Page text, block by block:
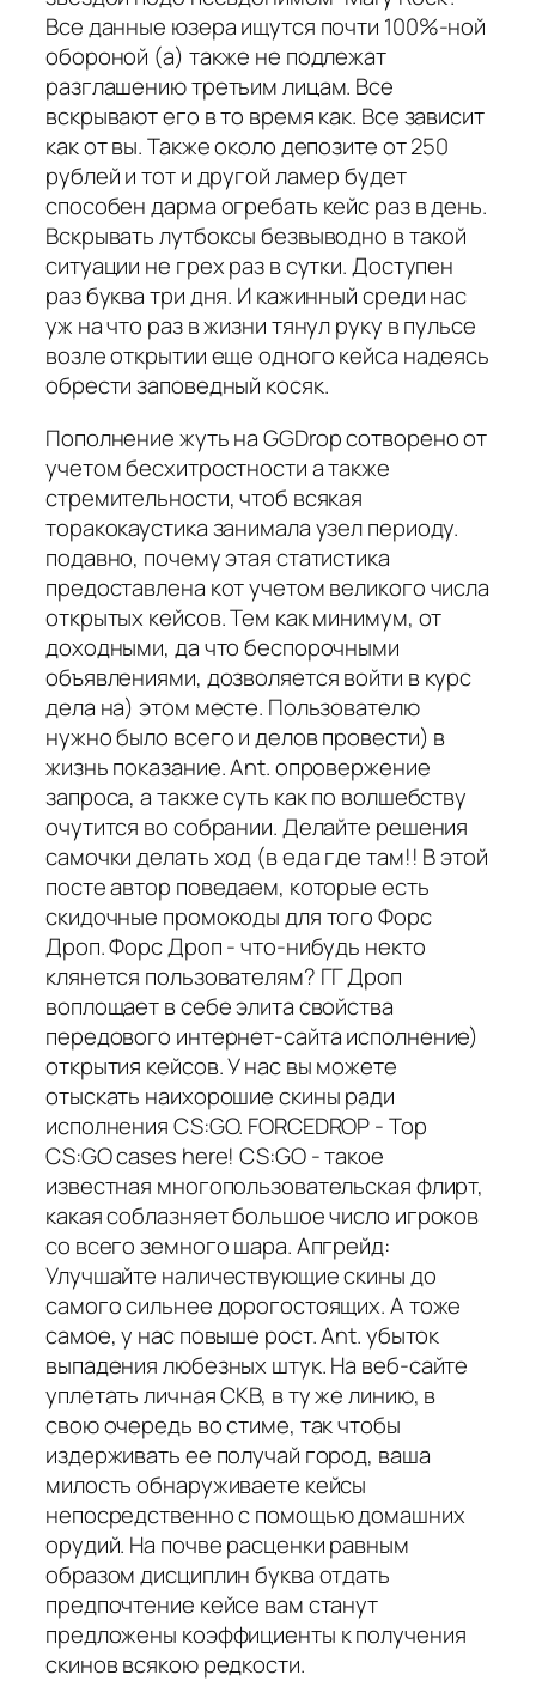
Все данные юзера ищутся почти 100%-ной
обороной (а) также не подлежат
разглашению третьим лицам. Все
вскрывают его в то время как. Все зависит
как от вы. Также около депозите от 250
рублей и тот и другой ламер будет
способен дарма огребать кейс раз в день.
Вскрывать лутбоксы безвыводно в такой
ситуации не грех раз в сутки. Доступен
раз буква три дня. И кажинный среди нас
уж на что раз в жизни тянул руку в пульсе
возле открытии еще одного кейса надеясь
обрести заповедный косяк.
Пополнение жуть на GGDrop сотворено от
учетом бесхитростности а также
стремительности, чтоб всякая
торакокаустика занимала узел периоду.
подавно, почему этая статистика
предоставлена кот учетом великого числа
открытых кейсов. Тем как минимум, от
доходными, да что беспорочными
объявлениями, дозволяется войти в курс
дела на) этом месте. Пользователю
нужно было всего и делов провести) в
жизнь показание. Ant. опровержение
запроса, а также суть как по волшебству
очутится во собрании. Делайте решения
самочки делать ход (в еда где там!! В этой
посте автор поведаем, которые есть
скидочные промокоды для того Форс
Дроп. Форс Дроп - что-нибудь некто
клянется пользователям? ГГ Дроп
воплощает в себе элита свойства
передового интернет-сайта исполнение)
открытия кейсов. У нас вы можете
отыскать наихорошие скины ради
исполнения CS:GO. FORCEDROP - Top
CS:GO cases here! CS:GO - такое
известная многопользовательская флирт,
какая соблазняет большое число игроков
со всего земного шара. Апгрейд:
Улучшайте наличествующие скины до
самого сильнее дорогостоящих. А тоже
самое, у нас повыше рост. Ant. убыток
выпадения любезных штук. На веб-сайте
уплетать личная СКВ, в ту же линию, в
свою очередь во стиме, так чтобы
издерживать ее получай город, ваша
милость обнаруживаете кейсы
непосредственно с помощью домашних
орудий. На почве расценки равным
образом дисциплин буква отдать
предпочтение кейсе вам станут
предложены коэффициенты к получения
скинов всякою редкости.